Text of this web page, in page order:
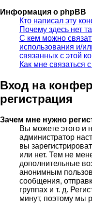
Информация о phpBB
Кто написал эту
Почему здесь нет
С кем можно
использования и/
связанных с этой
Как мне связаться
Вход на
регистрация
Зачем мне нужно
Вы можете этого и
администратор
вы
или нет. Тем не
дополнительные
анонимным
сообщения,
группах и т. д.
минут, поэтому мы